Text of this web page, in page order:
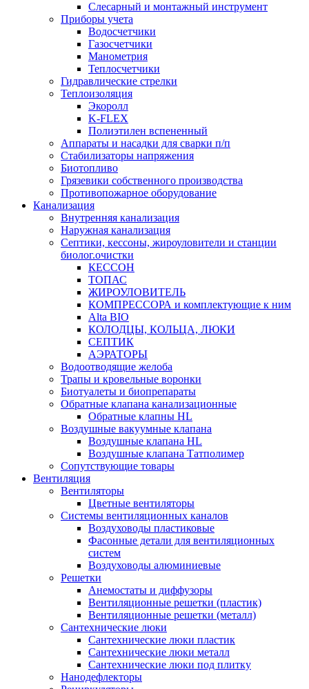
Слесарный и монтажный инструмент
Приборы учета
Водосчетчики
Газосчетчики
Манометрия
Теплосчетчики
Гидравлические стрелки
Теплоизоляция
Экоролл
K-FLEX
Полиэтилен вспененный
Аппараты и насадки для сварки п/п
Стабилизаторы напряжения
Биотопливо
Грязевики собственного производства
Противопожарное оборудование
Канализация
Внутренняя канализация
Наружная канализация
Септики, кессоны, жироуловители и станции
биолог.очистки
КЕССОН
ТОПАС
ЖИРОУЛОВИТЕЛЬ
КОМПРЕССОРА и комплектующие к ним
Alta BIO
КОЛОДЦЫ, КОЛЬЦА, ЛЮКИ
СЕПТИК
АЭРАТОРЫ
Водоотводящие желоба
Трапы и кровельные воронки
Биотуалеты и биопрепараты
Обратные клапана канализационные
Обратные клапны HL
Воздушные вакуумные клапана
Воздушные клапана HL
Воздушные клапана Татполимер
Сопутствующие товары
Вентиляция
Вентиляторы
Цветные вентиляторы
Системы вентиляционных каналов
Воздуховоды пластиковые
Фасонные детали для вентиляционных
систем
Воздуховоды алюминиевые
Решетки
Анемостаты и диффузоры
Вентиляционные решетки (пластик)
Вентиляционные решетки (металл)
Сантехнические люки
Сантехнические люки пластик
Сантехнические люки металл
Сантехнические люки под плитку
Нанодефлекторы